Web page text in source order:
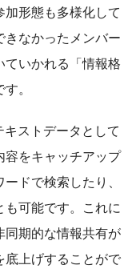
形態も多様化して
きなかったメンバー
ていかれる「情報格
。
ストデータとして
容をキャッチアップ
ドで検索したり、
可能です。これに
同期的な情報共有が
底上げすることがで